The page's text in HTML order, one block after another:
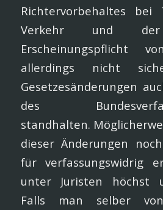
Richtervorbehaltes bei
Verkehr und der
Erscheinungspflicht
allerdings nicht
Gesetzesänderungen
des
standhalten.
dieser Änderungen
für verfassungswidrig
unter Juristen höchst
Falls man selber